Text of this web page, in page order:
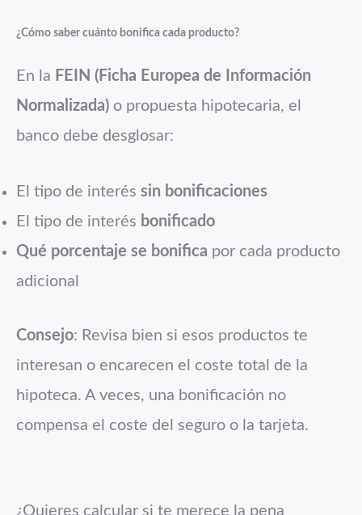
¿Cómo saber cuánto bonifica cada producto?
En la FEIN (Ficha Europea de Información
Normalizada) o propuesta hipotecaria, el
banco debe desglosar:
El tipo de interés sin bonificaciones
El tipo de interés bonificado
Qué porcentaje se bonifica por cada producto
adicional
Consejo: Revisa bien si esos productos te
interesan o encarecen el coste total de la
hipoteca. A veces, una bonificación no
compensa el coste del seguro o la tarjeta.
¿Quieres calcular si te merece la pena